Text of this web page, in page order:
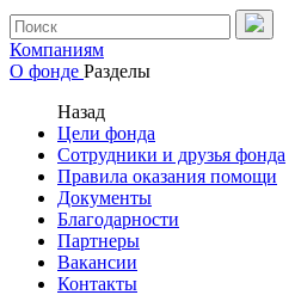
Компаниям
О фонде Разделы
Назад
Цели фонда
Сотрудники и друзья фонда
Правила оказания помощи
Документы
Благодарности
Партнеры
Вакансии
Контакты